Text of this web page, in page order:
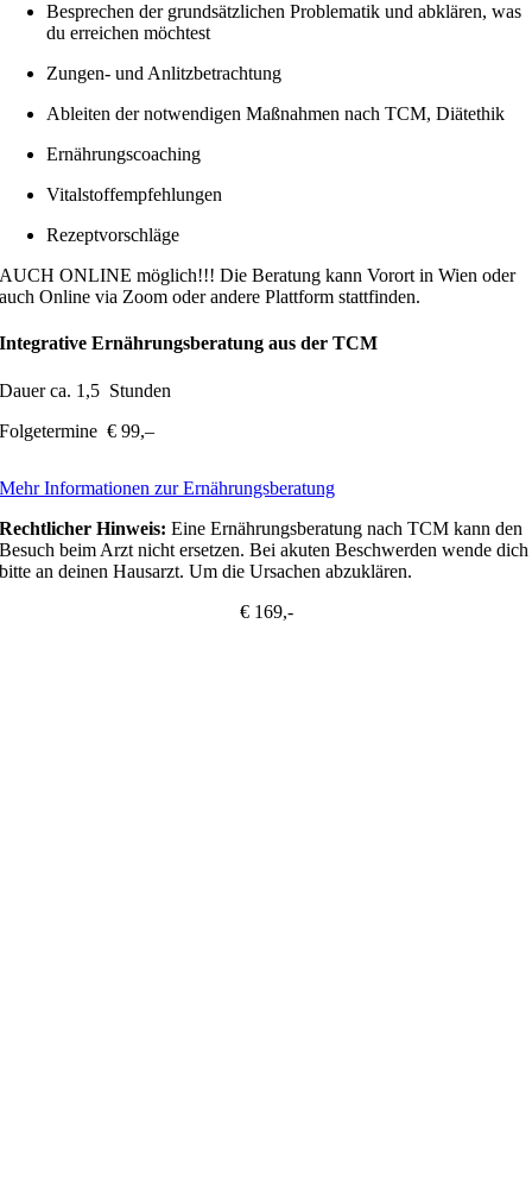
Besprechen der grundsätzlichen Problematik und abklären, was
du erreichen möchtest
Zungen- und Anlitzbetrachtung
Ableiten der notwendigen Maßnahmen nach TCM, Diätethik
Ernährungscoaching
Vitalstoffempfehlungen
Rezeptvorschläge
AUCH ONLINE möglich!!! Die Beratung kann Vorort in Wien oder
auch Online via Zoom oder andere Plattform stattfinden.
Integrative Ernährungsberatung aus der TCM
Dauer ca. 1,5 Stunden
Folgetermine € 99,–
Mehr Informationen zur Ernährungsberatung
Rechtlicher Hinweis: Eine Ernährungsberatung nach TCM kann den
Besuch beim Arzt nicht ersetzen. Bei akuten Beschwerden wende dich
bitte an deinen Hausarzt. Um die Ursachen abzuklären.
€ 169,-